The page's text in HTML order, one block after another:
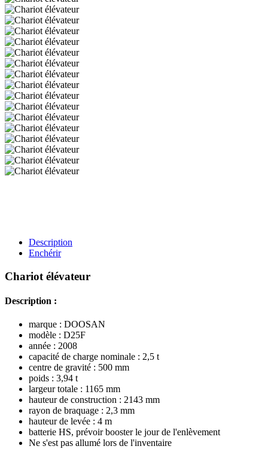
Description
Enchérir
Chariot élévateur
Description :
marque : DOOSAN
modèle : D25F
année : 2008
capacité de charge nominale : 2,5 t
centre de gravité : 500 mm
poids : 3,94 t
largeur totale : 1165 mm
hauteur de construction : 2143 mm
rayon de braquage : 2,3 mm
hauteur de levée : 4 m
batterie HS, prévoir booster le jour de l'enlèvement
Ne s'est pas allumé lors de l'inventaire